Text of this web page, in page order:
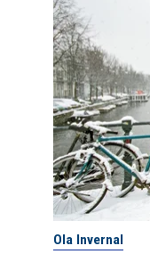
Ola Invernal